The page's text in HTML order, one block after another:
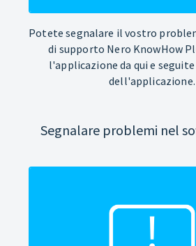
Potete segnalare il vostro
di supporto Nero KnowHow
l'applicazione da qui e
dell'applicazione.
Segnalare problemi nel